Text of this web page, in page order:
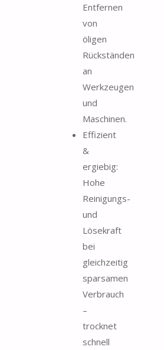
Entfernen
von
öligen
Rückständen
an
Werkzeugen
und
Maschinen.
Effizient
&
ergiebig:
Hohe
Reinigungs-
und
Lösekraft
bei
gleichzeitig
sparsamen
Verbrauch
–
trocknet
schnell